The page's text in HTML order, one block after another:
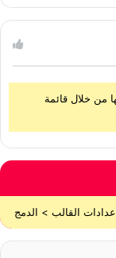
من خلال قائمة